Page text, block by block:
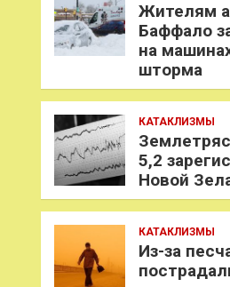
Жителям
Баффало
на
шторма
КАТАКЛИЗМЫ
5,2
Новой
КАТАКЛИЗМЫ
Из-за